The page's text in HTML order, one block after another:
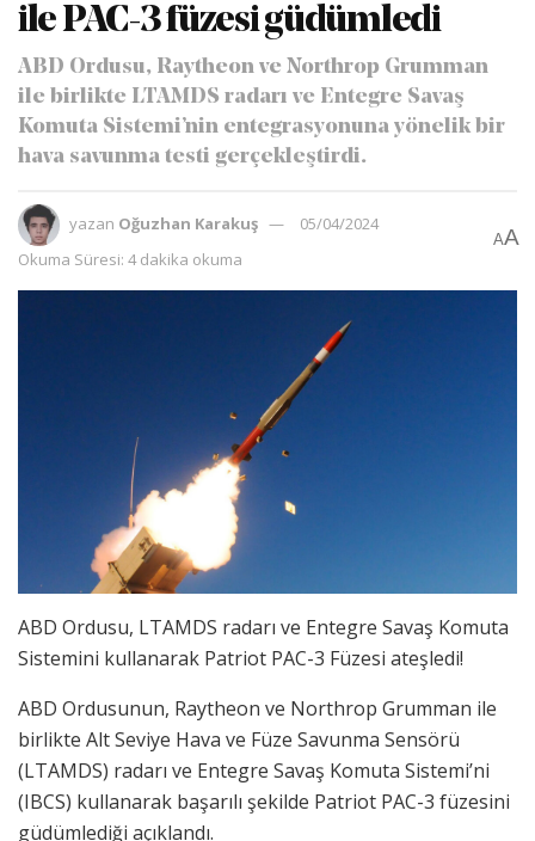
ile PAC-3 füzesi güdümledi
ABD Ordusu, Raytheon ve Northrop Grumman
ile birlikte LTAMDS radarı ve Entegre Savaş
Komuta Sistemi’nin entegrasyonuna yönelik bir
hava savunma testi gerçekleştirdi.
yazan Oğuzhan Karakuş
05/04/2024
Okuma Süresi: 4 dakika okuma
AA
ABD Ordusu, LTAMDS radarı ve Entegre Savaş Komuta
Sistemini kullanarak Patriot PAC-3 Füzesi ateşledi!
ABD Ordusunun, Raytheon ve Northrop Grumman ile
birlikte Alt Seviye Hava ve Füze Savunma Sensörü
(LTAMDS) radarı ve Entegre Savaş Komuta Sistemi’ni
(IBCS) kullanarak başarılı şekilde Patriot PAC-3 füzesini
güdümlediği açıklandı.